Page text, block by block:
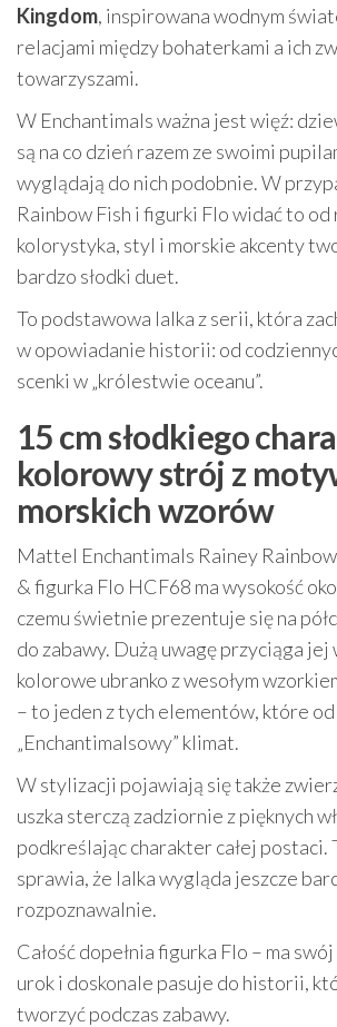
Kingdom, inspirowana wodnym
relacjami między bohaterkami a ich
towarzyszami.
W Enchantimals ważna jest więź:
są na co dzień razem ze swoimi
wyglądają do nich podobnie. W
Rainbow Fish i figurki Flo widać to od
kolorystyka, styl i morskie akcenty
bardzo słodki duet.
To podstawowa lalka z serii, która
w opowiadanie historii: od
scenki w „królestwie oceanu”.
15 cm słodkiego
kolorowy strój z
morskich wzorów
Mattel Enchantimals Rainey
& figurka Flo HCF68 ma wysokość
czemu świetnie prezentuje się na
do zabawy. Dużą uwagę przyciąga
kolorowe ubranko z wesołym
– to jeden z tych elementów, które
„Enchantimalsowy” klimat.
W stylizacji pojawiają się także
uszka sterczą zadziornie z pięknych
podkreślając charakter całej postaci.
sprawia, że lalka wygląda jeszcze
rozpoznawalnie.
Całość dopełnia figurka Flo – ma swój
urok i doskonale pasuje do historii,
tworzyć podczas zabawy.